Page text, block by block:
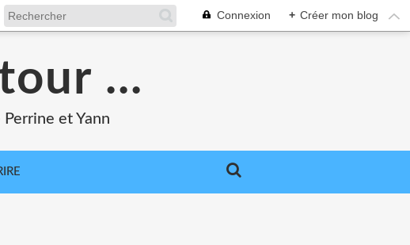
Connexion + Créer mon blog
...
et Yann